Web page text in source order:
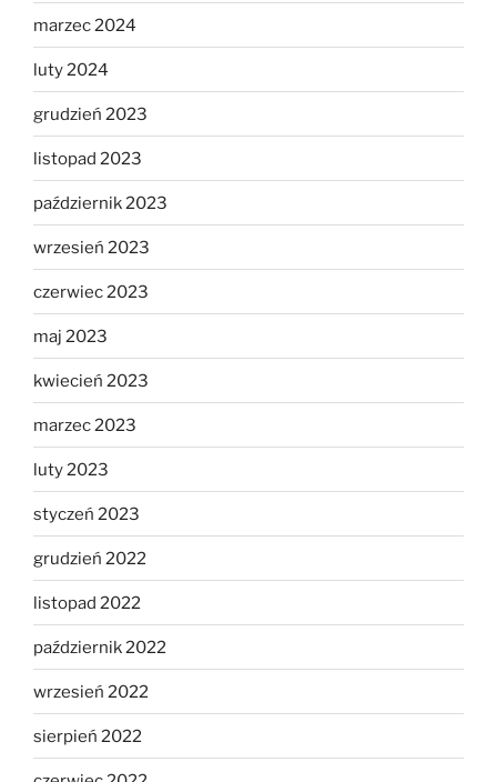
marzec 2024
luty 2024
grudzień 2023
listopad 2023
październik 2023
wrzesień 2023
czerwiec 2023
maj 2023
kwiecień 2023
marzec 2023
luty 2023
styczeń 2023
grudzień 2022
listopad 2022
październik 2022
wrzesień 2022
sierpień 2022